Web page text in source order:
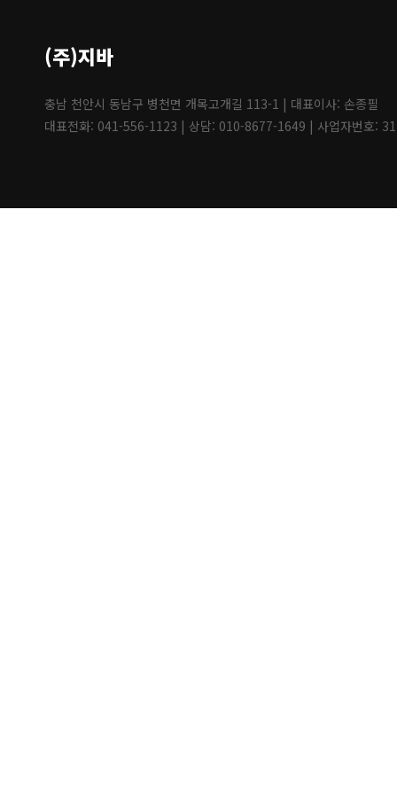
(주)지바
충남 천안시 동남구 병천면 개목고개길 113-1 | 대표이사: 손종필
대표전화: 041-556-1123 | 상담: 010-8677-1649 | 사업자번호: